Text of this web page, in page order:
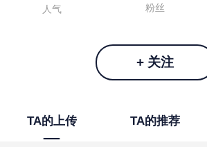
人气 粉丝
+ 关注
TA的上传 TA的推荐